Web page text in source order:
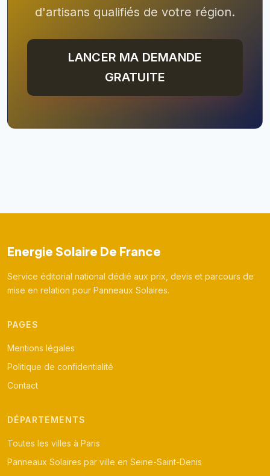
d'artisans qualifiés de votre région.
LANCER MA DEMANDE
GRATUITE
Energie Solaire De France
Service éditorial national dédié aux prix, devis et parcours de
mise en relation pour Panneaux Solaires.
PAGES
Mentions légales
Politique de confidentialité
Contact
DÉPARTEMENTS
Toutes les villes à Paris
Panneaux Solaires par ville en Seine-Saint-Denis